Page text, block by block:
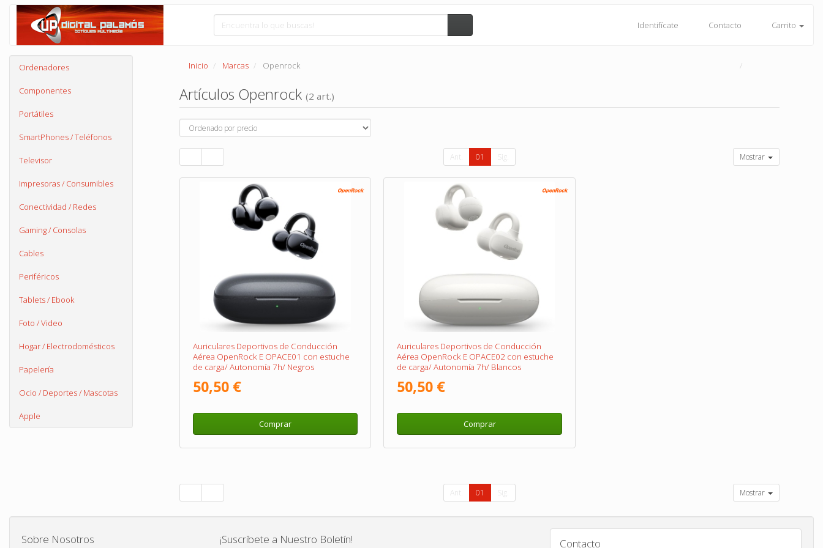
Identifícate Contacto Carrito
Ordenadores
Componentes
Portátiles
SmartPhones / Teléfonos
Televisor
Impresoras / Consumibles
Conectividad / Redes
Gaming / Consolas
Cables
Periféricos
Tablets / Ebook
Foto / Video
Hogar / Electrodomésticos
Papelería
Ocio / Deportes / Mascotas
Apple
Inicio Marcas Openrock
Artículos Openrock (2 art.)
Ant. 01 Sig. Mostrar
Auriculares Deportivos de Conducción
Aérea OpenRock E OPACE01 con estuche
de carga/ Autonomía 7h/ Negros
50,50 €
Comprar
Auriculares Deportivos de Conducción
Aérea OpenRock E OPACE02 con estuche
de carga/ Autonomía 7h/ Blancos
50,50 €
Comprar
Ant. 01 Sig. Mostrar
Sobre Nosotros ¡Suscríbete a Nuestro Boletín! Contacto